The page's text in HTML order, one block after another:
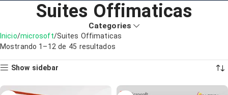
Suites Offimaticas
Categories
Inicio microsoft Suites Offimaticas
Mostrando 1–12 de 45 resultados
Show sidebar